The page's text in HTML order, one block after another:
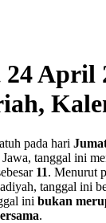
April
pada hari
tanggal ini
11. Menurut
tanggal ini
ini bukan
.